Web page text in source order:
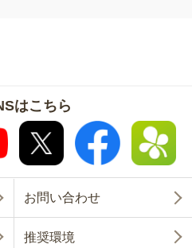
はこちら
お問い合わせ
推奨環境